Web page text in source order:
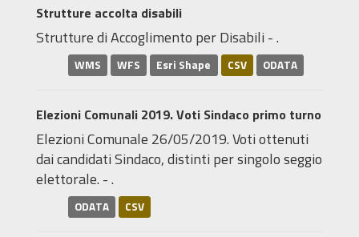
Strutture accolta disabili
Strutture di Accoglimento per Disabili - .
WMS WFS Esri Shape CSV ODATA
Elezioni Comunali 2019. Voti Sindaco primo turno
Elezioni Comunale 26/05/2019. Voti ottenuti
dai candidati Sindaco, distinti per singolo seggio
elettorale. - .
ODATA CSV